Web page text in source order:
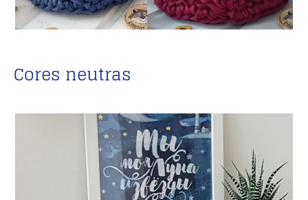
Cores neutras